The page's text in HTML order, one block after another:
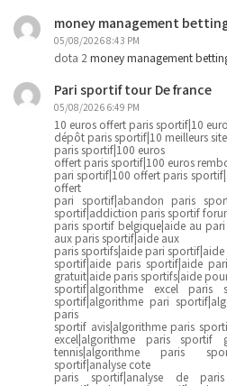
money management
05/08/2026 8:43 PM
dota 2 money management
Pari sportif tour De france
05/08/2026 6:49 PM
10 euros offert paris sportif|10
dépôt paris sportif|10 meilleurs
paris sportif|100 euros
offert paris sportif|100 euros
pari sportif|100 offert paris
offert
pari sportif|abandon paris
sportif|addiction paris sportif
paris sportif belgique|aide au
aux paris sportif|aide aux
paris sportifs|aide pari
sportif|aide paris sportif|aide
gratuit|aide paris sportifs|aide
sportif|algorithme excel paris
sportif|algorithme pari
paris
sportif avis|algorithme paris
excel|algorithme paris sportif
tennis|algorithme paris
sportif|analyse cote
paris sportif|analyse de